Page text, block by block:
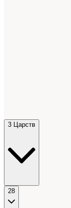
3 Царств
28